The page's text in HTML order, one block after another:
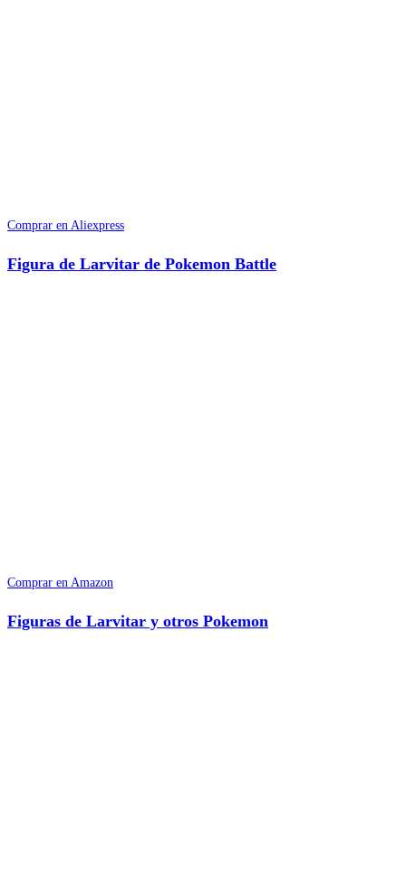
Comprar en Aliexpress
Figura de Larvitar de Pokemon Battle
Comprar en Amazon
Figuras de Larvitar y otros Pokemon